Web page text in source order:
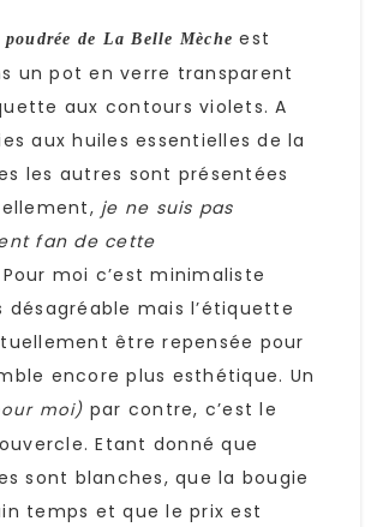
de La Belle Mèche est
un pot en verre transparent
aux contours violets. A
aux huiles essentielles de la
les autres sont présentées
je ne suis pas
fan de cette
Pour moi c’est minimaliste
désagréable mais l’étiquette
être repensée pour
encore plus esthétique. Un
moi) par contre, c’est le
Etant donné que
sont blanches, que la bougie
temps et que le prix est